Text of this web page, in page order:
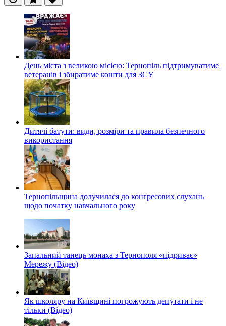
ОстанніПопулярні
Теги
День міста з великою місією: Тернопіль підтримуватиме
ветеранів і збиратиме кошти для ЗСУ
Дитячі батути: види, розміри та правила безпечного
використання
Тернопільщина долучилася до конгресових слухань
щодо початку навчального року
Запальний танець монаха з Тернополя «підриває»
Мережу (Відео)
Як школяру на Київщині погрожують депутати і не
тільки (Відео)